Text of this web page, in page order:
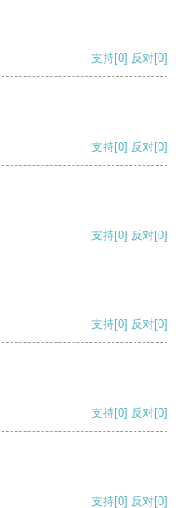
支持[0] 反对[0]
支持[0] 反对[0]
支持[0] 反对[0]
支持[0] 反对[0]
支持[0] 反对[0]
支持[0] 反对[0]